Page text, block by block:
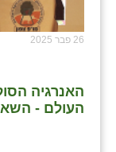
26 פבר 2025
האנרגיה
העולם -